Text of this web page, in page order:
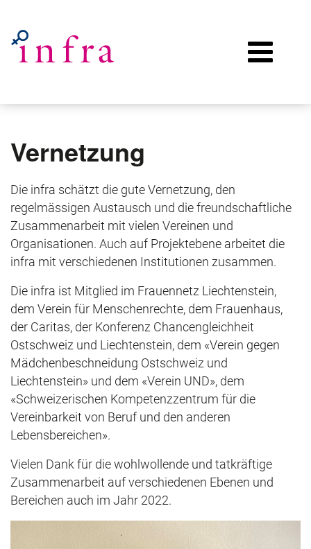
Vernetzung
Die infra schätzt die gute Vernetzung, den
regelmässigen Austausch und die freundschaftliche
Zusammenarbeit mit vielen Vereinen und
Organisationen. Auch auf Projektebene arbeitet die
infra mit verschiedenen Institutionen zusammen.
Die infra ist Mitglied im Frauennetz Liechtenstein,
dem Verein für Menschenrechte, dem Frauenhaus,
der Caritas, der Konferenz Chancengleichheit
Ostschweiz und Liechtenstein, dem «Verein gegen
Mädchenbeschneidung Ostschweiz und
Liechtenstein» und dem «Verein UND», dem
«Schweizerischen Kompetenzzentrum für die
Vereinbarkeit von Beruf und den anderen
Lebensbereichen».
Vielen Dank für die wohlwollende und tatkräftige
Zusammenarbeit auf verschiedenen Ebenen und
Bereichen auch im Jahr 2022.